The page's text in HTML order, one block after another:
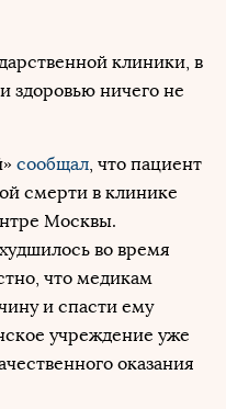
клиники, в
здоровью ничего не
сообщал, что пациент
смерти в клинике
Москвы.
во время
что медикам
и спасти ему
учреждение уже
оказания